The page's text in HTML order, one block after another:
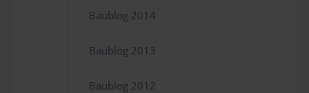
Baublog 2014
Baublog 2013
Baublog 2012